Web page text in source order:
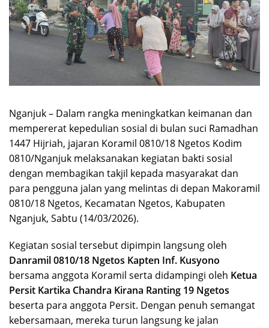
Nganjuk – Dalam rangka meningkatkan keimanan dan
mempererat kepedulian sosial di bulan suci Ramadhan
1447 Hijriah, jajaran Koramil 0810/18 Ngetos Kodim
0810/Nganjuk melaksanakan kegiatan bakti sosial
dengan membagikan takjil kepada masyarakat dan
para pengguna jalan yang melintas di depan Makoramil
0810/18 Ngetos, Kecamatan Ngetos, Kabupaten
Nganjuk, Sabtu (14/03/2026).
Kegiatan sosial tersebut dipimpin langsung oleh
Danramil 0810/18 Ngetos Kapten Inf. Kusyono
bersama anggota Koramil serta didampingi oleh Ketua
Persit Kartika Chandra Kirana Ranting 19 Ngetos
beserta para anggota Persit. Dengan penuh semangat
kebersamaan, mereka turun langsung ke jalan